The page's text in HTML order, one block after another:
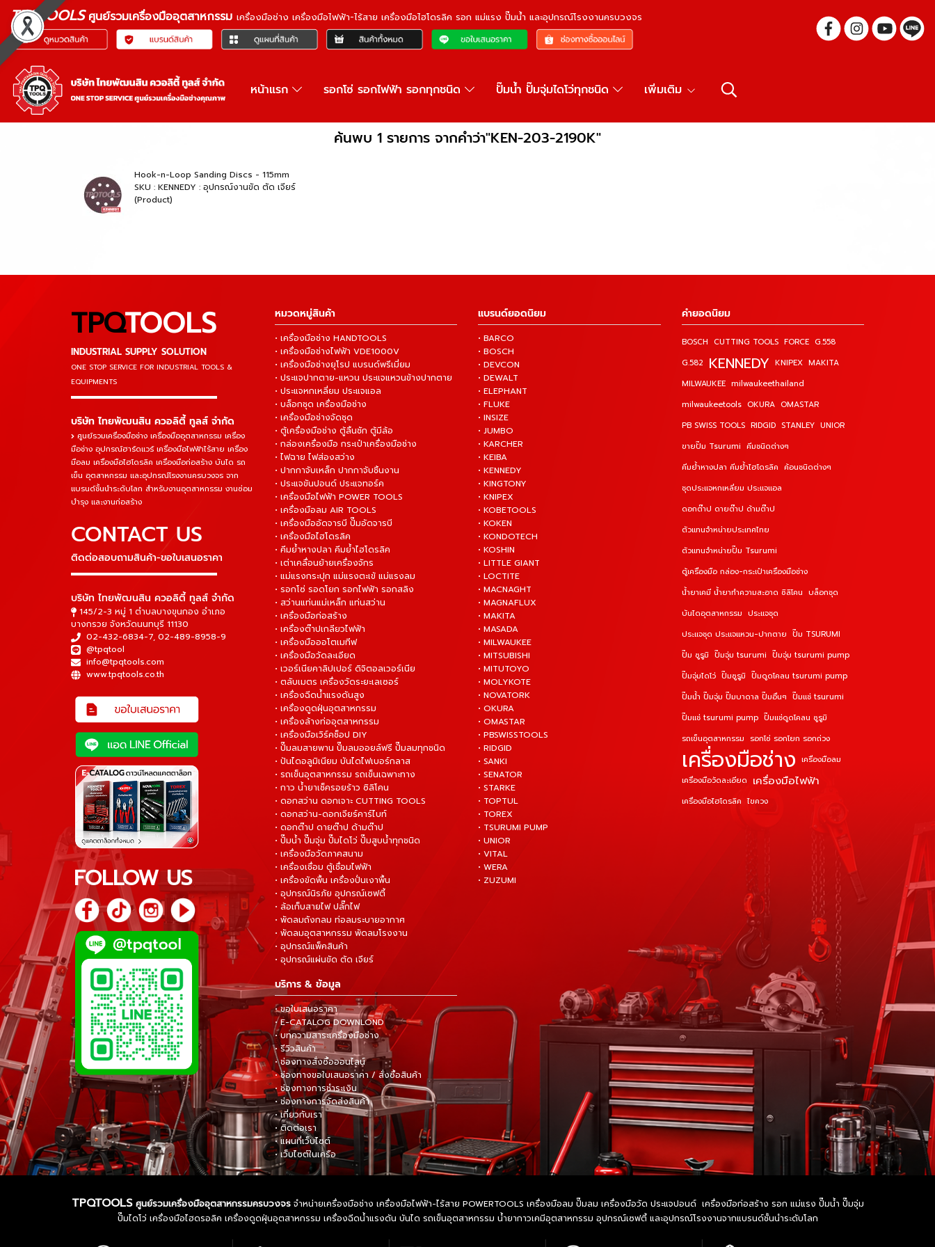
TPQTOOLSศูนย์รวมเครื่องมืออุตสาหกรรม เครื่องมือช่าง เครื่องมือไฟฟ้า-ไร้สาย เครื่องมือไฮโดรลิค รอก แม่แรง ปั๊มน้ำ และอุปกรณ์โรงงานครบวงจร
หน้าแรก รอกโซ่ รอกไฟฟ้า รอกทุกชนิด ปั๊มน้ำ ปั๊มจุ่มไดโว่ทุกชนิด เพิ่มเติม
ค้นพบ 1 รายการ จากคำว่า"KEN-203-2190K"
Hook-n-Loop Sanding Discs - 115mm
SKU : KENNEDY : อุปกรณ์งานขัด ตัด เจียร์
(Product)
TPQTOOLS
INDUSTRIAL SUPPLY SOLUTION
ONE STOP SERVICE FOR INDUSTRIAL TOOLS &
EQUIPMENTS
▬▬▬▬▬▬▬▬▬▬▬▬▬▬▬
บริษัท ไทยพัฒนสิน ควอลิตี้ ทูลส์ จำกัด
ศูนย์รวมเครื่องมือช่าง เครื่องมืออุตสาหกรรม เครื่อง
มือช่าง อุปกรณ์ฮาร์ดแวร์ เครื่องมือไฟฟ้าไร้สาย เครื่อง
มือลม เครื่องมือไฮโดรลิค เครื่องมือก่อสร้าง บันได รถ
เข็น อุตสาหกรรม และอุปกรณ์โรงงานครบวงจร จาก
แบรนด์ชั้นนำระดับโลก สำหรับงานอุตสาหกรรม งานซ่อม
บำรุง และงานก่อสร้าง
CONTACT US
ติดต่อสอบถามสินค้า-ขอใบเสนอราคา
▬▬▬▬▬▬▬▬▬▬▬▬▬▬▬
บริษัท ไทยพัฒนสิน ควอลิตี้ ทูลส์ จำกัด
145/2-3 หมู่ 1 ตำบลบางขุนกอง อำเภอ
บางกรวย จังหวัดนนทบุรี 11130
02-432-6834-7, 02-489-8958-9
@tpqtool
info@tpqtools.com
www.tpqtools.co.th
FOLLOW US
หมวดหมู่สินค้า
• เครื่องมือช่าง HANDTOOLS
• เครื่องมือช่างไฟฟ้า VDE1000V
• เครื่องมือช่างยุโรป แบรนด์พรีเมี่ยม
• ประแจปากตาย-แหวน ประแจแหวนข้างปากตาย
• ประแจหกเหลี่ยม ประแจแอล
• บล็อกชุด เครื่องมือช่าง
• เครื่องมือช่างจัดชุด
• ตู้เครื่องมือช่าง ตู้ลิ้นชัก ตู้มีล้อ
• กล่องเครื่องมือ กระเป๋าเครื่องมือช่าง
• ไฟฉาย ไฟส่องสว่าง
• ปากกาจับเหล็ก ปากกาจับชิ้นงาน
• ประแจขันปอนด์ ประแจทอร์ค
• เครื่องมือไฟฟ้า POWER TOOLS
• เครื่องมือลม AIR TOOLS
• เครื่องมืออัดจารบี ปั๊มอัดจารบี
• เครื่องมือไฮโดรลิค
• คีมย้ำหางปลา คีมย้ำไฮโดรลิค
• เต่าเคลื่อนย้ายเครื่องจักร
• แม่แรงกระปุก แม่แรงตะเข้ แม่แรงลม
• รอกโซ่ รอดโยก รอกไฟฟ้า รอกสลิง
• สว่านแท่นแม่เหล็ก แท่นสว่าน
• เครื่องมือก่อสร้าง
• เครื่องต๊าปเกลียวไฟฟ้า
• เครื่องมือออโตเมทีฟ
• เครื่องมือวัดละเอียด
• เวอร์เนียคาลิปเปอร์ ดิจิตอลเวอร์เนีย
• ตลับเมตร เครื่องวัดระยะเลเซอร์
• เครื่องฉีดน้ำแรงดันสูง
• เครื่องดูดฝุ่นอุตสาหกรรม
• เครื่องล้างท่ออุตสาหกรรม
• เครื่องมือเวิร์คช็อป DIY
• ปั๊มลมสายพาน ปั๊มลมออยล์ฟรี ปั๊มลมทุกชนิด
• ปันไดอลูมิเนียม บันไดไฟเบอร์กลาส
• รถเข็นอุตสาหกรรม รถเข็นเฉพาะทาง
• กาว น้ำยาเช็ครอยร้าว ซิลิโคน
• ดอกสว่าน ดอกเจาะ CUTTING TOOLS
• ดอกสว่าน-ดอกเจียร์คาร์ไบท์
• ดอกต๊าป ดายต๊าป ด้ามต๊าป
• ปั๊มน้ำ ปั๊มจุ่ม ปั๊มไดโว่ ปั๊มสูบน้ำทุกชนิด
• เครื่องมือวัดภาคสนาม
• เครื่องเชื่อม ตู้เชื่อมไฟฟ้า
• เครื่องขัดพื้น เครื่องปั่นเงาพื้น
• อุปกรณ์นิรภัย อุปกรณ์เซฟตี้
• ล้อเก็บสายไฟ ปลั๊กไฟ
• พัดลมถังกลม ท่อลมระบายอากาศ
• พัดลมอุตสาหกรรม พัดลมโรงงาน
• อุปกรณ์แพ็คสินค้า
• อุปกรณ์แผ่นขัด ตัด เจียร์
แบรนด์ยอดนิยม
• BARCO
• BOSCH
• DEVCON
• DEWALT
• ELEPHANT
• FLUKE
• INSIZE
• JUMBO
• KARCHER
• KEIBA
• KENNEDY
• KINGTONY
• KNIPEX
• KOBETOOLS
• KOKEN
• KONDOTECH
• KOSHIN
• LITTLE GIANT
• LOCTITE
• MACNAGHT
• MAGNAFLUX
• MAKITA
• MASADA
• MILWAUKEE
• MITSUBISHI
• MITUTOYO
• MOLYKOTE
• NOVATORK
• OKURA
• OMASTAR
• PBSWISSTOOLS
• RIDGID
• SANKI
• SENATOR
• STARKE
• TOPTUL
• TOREX
• TSURUMI PUMP
• UNIOR
• VITAL
• WERA
• ZUZUMI
บริการ & ข้อมูล
• ขอใบเสนอราคา
• E-CATALOG DOWNLOND
• บทความสาระเครื่องมือช่าง
• รีวิวสินค้า
• ช่องทางสั่งซื้อออนไลน์
• ช่องทางขอใบเสนอราคา / สั่งซื้อสินค้า
• ช่องทางการชำระเงิน
• ช่องทางการจัดส่งสินค้า
• เกี่ยวกับเรา
• ติดต่อเรา
• แผนที่เว็บไซต์
• เว็บไซต์ในเครือ
คำยอดนิยม
BOSCH CUTTING TOOLS FORCE G.558
G.582 KENNEDY KNIPEX MAKITA
MILWAUKEE milwaukeethailand
milwaukeetools OKURA OMASTAR
PB SWISS TOOLS RIDGID STANLEY UNIOR
ขายปั๊ม Tsurumi คีมชนิดต่างๆ
คีมย้ำหางปลา คีมย้ำไฮโดรลิค ค้อนชนิดต่างๆ
ชุดประแจหกเหลี่ยม ประแจแอล
ดอกต๊าป ดายต๊าป ด้ามต๊าป
ตัวแทนจำหน่ายประเทศไทย
ตัวแทนจำหน่ายปั๊ม Tsurumi
ตู้เครื่องมือ กล่อง-กระเป๋าเครื่องมือช่าง
น้ำยาเคมี น้ำยาทำความสะอาด ซิลิโคน บล็อกชุด
บันไดอุตสาหกรรม ประแจชุด
ประแจชุด ประแจแหวน-ปากตาย ปั๊ม TSURUMI
ปั๊ม ซูรูมิ ปั๊มจุ่ม tsurumi ปั๊มจุ่ม tsurumi pump
ปั๊มจุ่มไดโว่ ปั๊มซูรูมิ ปั๊มดูดโคลน tsurumi pump
ปั๊มน้ำ ปั๊มจุ่ม ปั๊มบาดาล ปั๊มอื่นๆ ปั๊มแช่ tsurumi
ปั๊มแช่ tsurumi pump ปั๊มแช่ดูดโคลน ซูรูมิ
รถเข็นอุตสาหกรรม รอกโซ่ รอกโยก รอกถ่วง
เครื่องมือช่าง เครื่องมือลม
เครื่องมือวัดละเอียด เครื่องมือไฟฟ้า
เครื่องมือไฮโดรลิค ไขควง
TPQTOOLS ศูนย์รวมเครื่องมืออุตสาหกรรมครบวงจรจำหน่ายเครื่องมือช่าง เครื่องมือไฟฟ้า-ไร้สาย POWERTOOLS เครื่องมือลม ปั๊มลม เครื่องมือวัด ประแจปอนด์ เครื่องมือก่อสร้าง รอก แม่แรง ปั๊มน้ำ ปั๊มจุ่ม
ปั๊มไดโว่ เครื่องมือไฮดรอลิค เครื่องดูดฝุ่นอุตสาหกรรม เครื่องฉีดน้ำแรงดัน บันได รถเข็นอุตสาหกรรม น้ำยากาวเคมีอุตสาหกรรม อุปกรณ์เซฟตี้ และอุปกรณ์โรงงานจากแบรนด์ชั้นนำระดับโลก